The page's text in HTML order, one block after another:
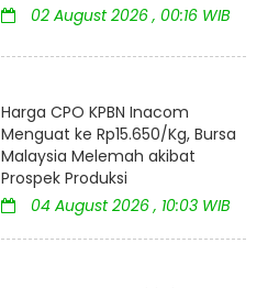
02 August 2026 , 00:16 WIB
Harga CPO KPBN Inacom
Menguat ke Rp15.650/Kg, Bursa
Malaysia Melemah akibat
Prospek Produksi
04 August 2026 , 10:03 WIB